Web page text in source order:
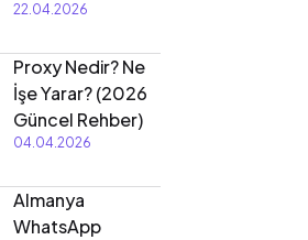
22.04.2026
Proxy Nedir? Ne
İşe Yarar? (2026
Güncel Rehber)
04.04.2026
Almanya
WhatsApp